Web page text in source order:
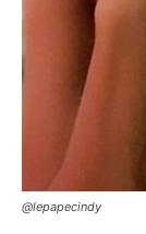
@lepapecindy